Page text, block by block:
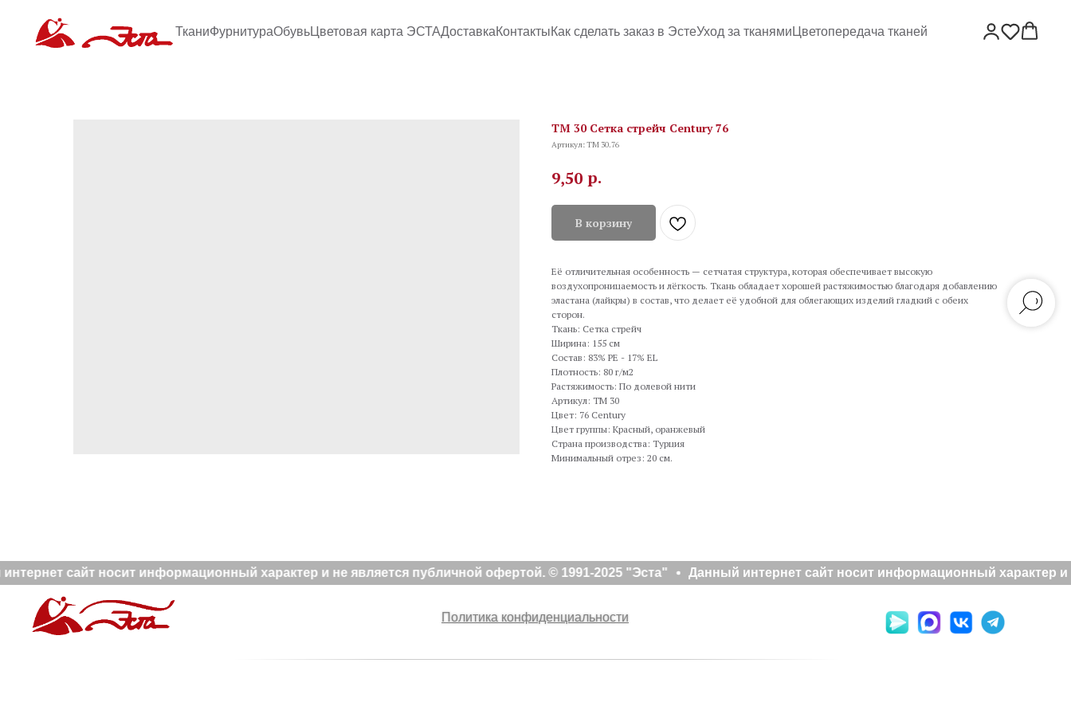
ТканиФурнитураОбувьЦветовая карта ЭСТАДоставкаКонтактыКак сделать заказ в ЭстеУход за тканями Цветопередача тканей
TM 30 Сетка стрейч Century 76
Артикул:TM 30.76
9,50 р.
В корзину
Её отличительная особенность — сетчатая структура, которая обеспечивает высокую
воздухопроницаемость и лёгкость. Ткань обладает хорошей растяжимостью благодаря добавлению
эластана (лайкры) в состав, что делает её удобной для облегающих изделий гладкий с обеих
сторон.
Ткань: Сетка стрейч
Ширина: 155 см
Состав: 83% PE - 17% EL
Плотность: 80 г/м2
Растяжимость: По долевой нити
Артикул: TM 30
Цвет: 76 Century
Цвет группы: Красный, оранжевый
Страна производства: Турция
Минимальный отрез: 20 см.
сайт носит информационный характер и не является публичной офертой. © 1991-2025 "Эста" Данный интернет сайт носит информационный характер
Политика конфиденциальности